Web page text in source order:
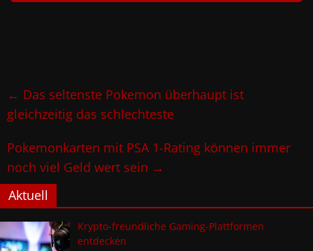
← Das seltenste Pokemon überhaupt ist
gleichzeitig das schlechteste
Pokemonkarten mit PSA 1-Rating können immer
noch viel Geld wert sein →
Aktuell
Krypto-freundliche Gaming-Plattformen
entdecken